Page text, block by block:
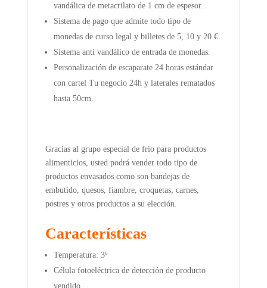
vandálica de metacrilato de 1 cm de espesor.
Sistema de pago que admite todo tipo de
monedas de curso legal y billetes de 5, 10 y 20 €.
Sistema anti vandálico de entrada de monedas.
Personalización de escaparate 24 horas estándar
con cartel Tu negocio 24h y laterales rematados
hasta 50cm.
Gracias al grupo especial de frio para productos
alimenticios, usted podrá vender todo tipo de
productos envasados como son bandejas de
embutido, quesos, fiambre, croquetas, carnes,
postres y otros productos a su elección.
Características
Temperatura: 3º
Célula fotoeléctrica de detección de producto
vendido